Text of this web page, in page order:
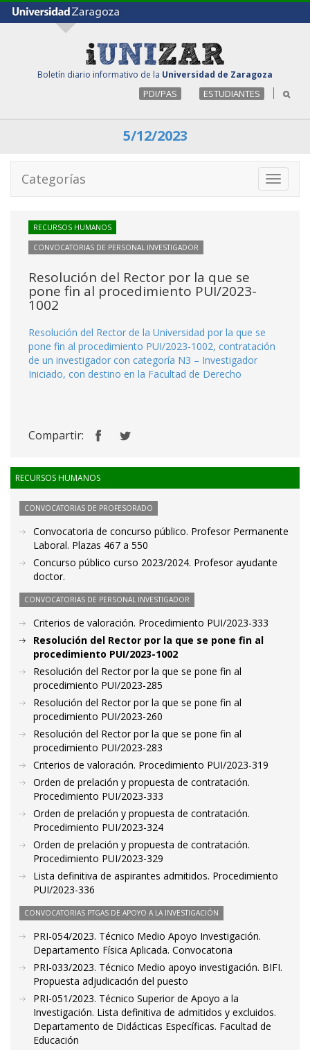
Boletín diario informativo de la Universidad de Zaragoza
PDI/PAS ESTUDIANTES
5/12/2023
Toggle
Categorías
RECURSOS HUMANOS
CONVOCATORIAS DE PERSONAL INVESTIGADOR
Resolución del Rector por la que se
pone fin al procedimiento PUI/2023-
1002
Resolución del Rector de la Universidad por la que se
pone fin al procedimiento PUI/2023-1002, contratación
de un investigador con categoría N3 – Investigador
Iniciado, con destino en la Facultad de Derecho
Compartir:
RECURSOS HUMANOS
CONVOCATORIAS DE PROFESORADO
Convocatoria de concurso público. Profesor Permanente
Laboral. Plazas 467 a 550
Concurso público curso 2023/2024. Profesor ayudante
doctor.
CONVOCATORIAS DE PERSONAL INVESTIGADOR
Criterios de valoración. Procedimiento PUI/2023-333
Resolución del Rector por la que se pone fin al
procedimiento PUI/2023-1002
Resolución del Rector por la que se pone fin al
procedimiento PUI/2023-285
Resolución del Rector por la que se pone fin al
procedimiento PUI/2023-260
Resolución del Rector por la que se pone fin al
procedimiento PUI/2023-283
Criterios de valoración. Procedimiento PUI/2023-319
Orden de prelación y propuesta de contratación.
Procedimiento PUI/2023-333
Orden de prelación y propuesta de contratación.
Procedimiento PUI/2023-324
Orden de prelación y propuesta de contratación.
Procedimiento PUI/2023-329
Lista definitiva de aspirantes admitidos. Procedimiento
PUI/2023-336
CONVOCATORIAS PTGAS DE APOYO A LA INVESTIGACIÓN
PRI-054/2023. Técnico Medio Apoyo Investigación.
Departamento Física Aplicada. Convocatoria
PRI-033/2023. Técnico Medio apoyo investigación. BIFI.
Propuesta adjudicación del puesto
PRI-051/2023. Técnico Superior de Apoyo a la
Investigación. Lista definitiva de admitidos y excluidos.
Departamento de Didácticas Específicas. Facultad de
Educación